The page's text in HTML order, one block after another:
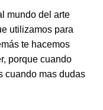
mundo del arte
utilizamos para
te hacemos
porque cuando
cuando mas dudas